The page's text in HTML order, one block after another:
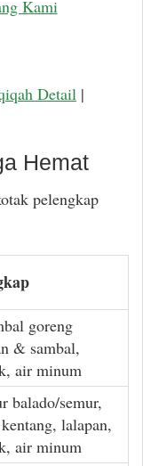
Kami
Detail |
Hemat
pelengkap
goreng
& sambal,
air minum
balado/semur,
lalapan,
air minum